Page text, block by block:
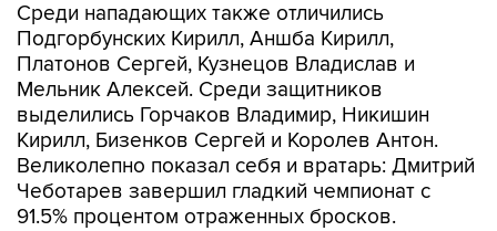
Среди нападающих также отличились
Подгорбунских Кирилл, Аншба Кирилл,
Платонов Сергей, Кузнецов Владислав и
Мельник Алексей. Среди защитников
выделились Горчаков Владимир, Никишин
Кирилл, Бизенков Сергей и Королев Антон.
Великолепно показал себя и вратарь: Дмитрий
Чеботарев завершил гладкий чемпионат с
91.5% процентом отраженных бросков.